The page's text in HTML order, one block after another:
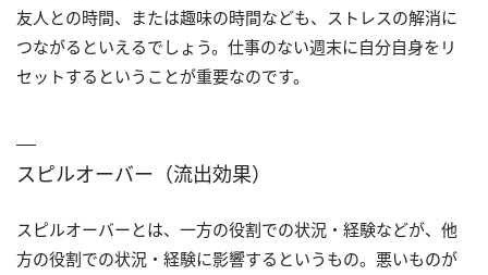
友人との時間、または趣味の時間なども、ストレスの解消に
つながるといえるでしょう。仕事のない週末に自分自身をリ
セットするということが重要なのです。
スピルオーバー（流出効果）
スピルオーバーとは、一方の役割での状況・経験などが、他
方の役割での状況・経験に影響するというもの。悪いものが